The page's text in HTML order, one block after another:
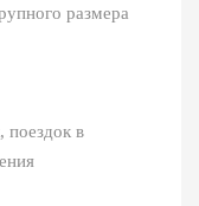
размера
поездок в